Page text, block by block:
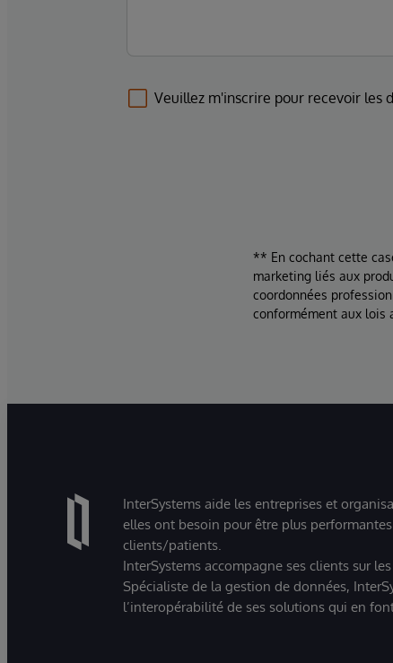
Veuillez m'inscrire pour recevoir les
** En cochant cette
marketing liés aux
coordonnées
conformément aux lois
InterSystems aide les entreprises et
elles ont besoin pour être plus
clients/patients.
InterSystems accompagne ses clients sur
Spécialiste de la gestion de données,
l’interopérabilité de ses solutions qui en